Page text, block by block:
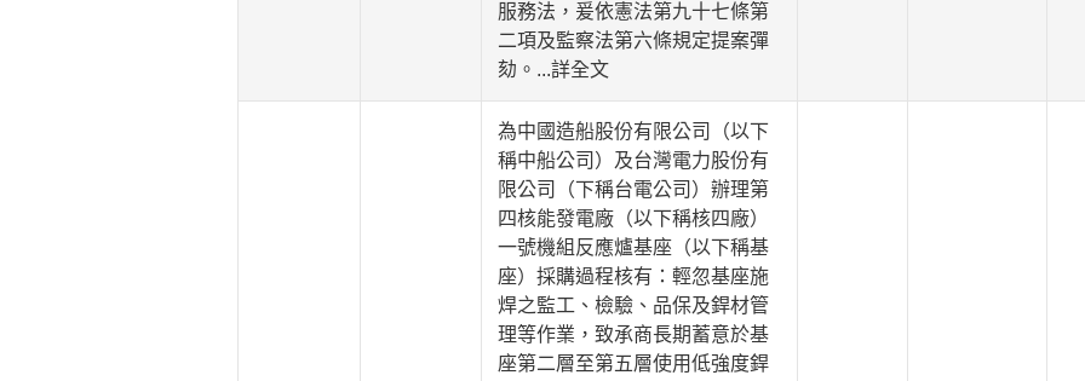
服務法，爰依憲法第九十七條第
二項及監察法第六條規定提案彈
劾。 ...詳全文
為中國造船股份有限公司（以下
稱中船公司）及台灣電力股份有
限公司（下稱台電公司）辦理第
四核能發電廠（以下稱核四廠）
一號機組反應爐基座（以下稱基
座）採購過程核有：輕忽基座施
焊之監工、檢驗、品保及銲材管
理等作業，致承商長期蓄意於基
座第二層至第五層使用低強度銲